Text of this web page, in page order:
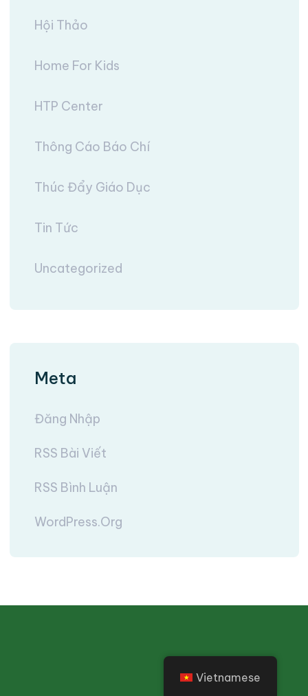
Hội Thảo
Home For Kids
HTP Center
Thông Cáo Báo Chí
Thúc Đẩy Giáo Dục
Tin Tức
Uncategorized
Meta
Đăng Nhập
RSS Bài Viết
RSS Bình Luận
WordPress.org
Vietnamese